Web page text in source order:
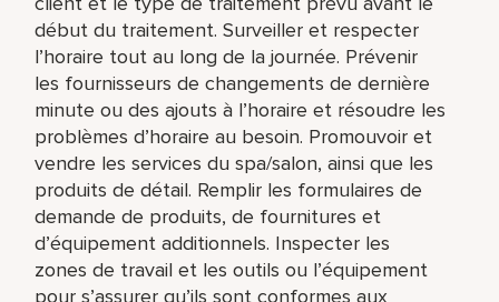
début du traitement. Surveiller et respecter
l’horaire tout au long de la journée. Prévenir
les fournisseurs de changements de dernière
minute ou des ajouts à l’horaire et résoudre les
problèmes d’horaire au besoin. Promouvoir et
vendre les services du spa/salon, ainsi que les
produits de détail. Remplir les formulaires de
demande de produits, de fournitures et
d’équipement additionnels. Inspecter les
zones de travail et les outils ou l’équipement
pour s’assurer qu’ils sont conformes aux